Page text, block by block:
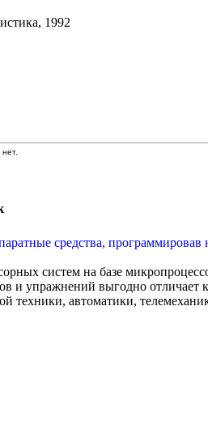
1992
средства, программировав
систем на базе
упражнений выгодно отличает
техники, автоматики,